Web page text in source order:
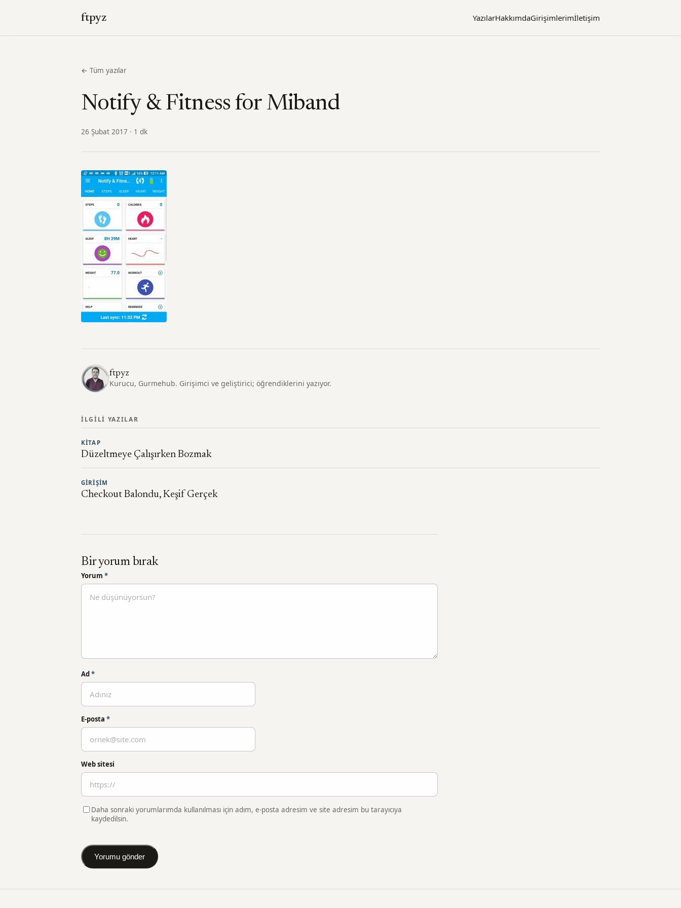
ftpyz YazılarHakkımdaGirişimlerimİletişim
← Tüm yazılar
Notify & Fitness for Miband
26 Şubat 2017 · 1 dk
ftpyz
Kurucu, Gurmehub. Girişimci ve geliştirici; öğrendiklerini yazıyor.
İLGILI YAZILAR
KITAP
Düzeltmeye Çalışırken Bozmak
GIRIŞIM
Checkout Balondu, Keşif Gerçek
Bir yorum bırak
Yorum *
Ad*
E-posta *
Web sitesi
Daha sonraki yorumlarımda kullanılması için adım, e-posta adresim ve site adresim bu tarayıcıya
kaydedilsin.